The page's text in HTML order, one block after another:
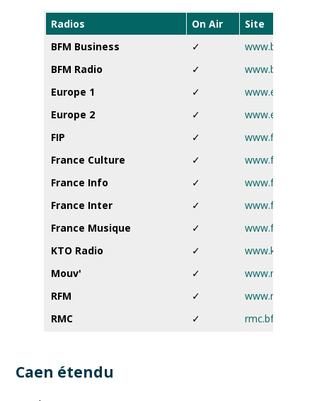
Radios On Air
Site
BFM Business
✓
BFM Radio
✓
Europe 1
✓
Europe 2
✓
FIP
✓
www.fip.fr
France Culture
✓
France Info
✓
France Inter
✓
France Musique
✓
KTO Radio
✓
Mouv'
✓
www.mouv.fr
RFM
✓
www.rfm.fr
RMC
✓ rmc.bfmtv.com
Caen étendu